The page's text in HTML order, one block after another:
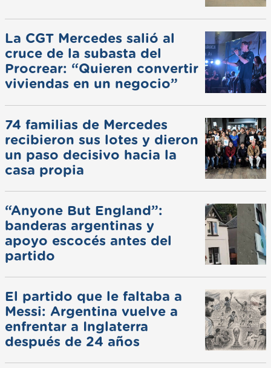
La CGT Mercedes salió al
cruce de la subasta del
Procrear: “Quieren convertir
viviendas en un negocio”
74 familias de Mercedes
recibieron sus lotes y dieron
un paso decisivo hacia la
casa propia
“Anyone But England”:
banderas argentinas y
apoyo escocés antes del
partido
El partido que le faltaba a
Messi: Argentina vuelve a
enfrentar a Inglaterra
después de 24 años